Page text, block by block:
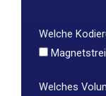
Welche
Welches